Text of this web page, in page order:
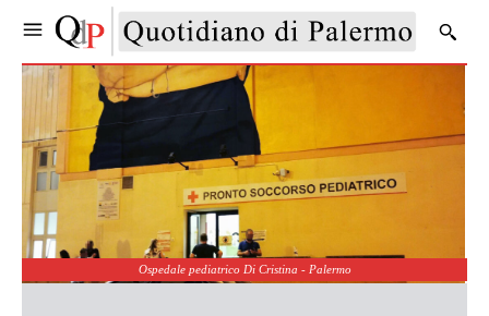
Ospedale pediatrico Di Cristina - Palermo